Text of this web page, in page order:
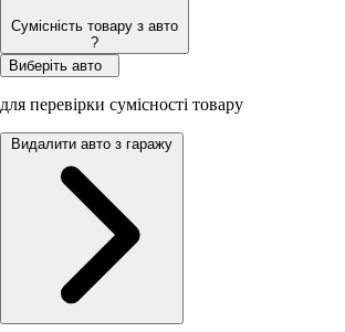
Сумісність товару з авто
?
Виберіть авто
для перевірки сумісності товару
Видалити авто з гаражу